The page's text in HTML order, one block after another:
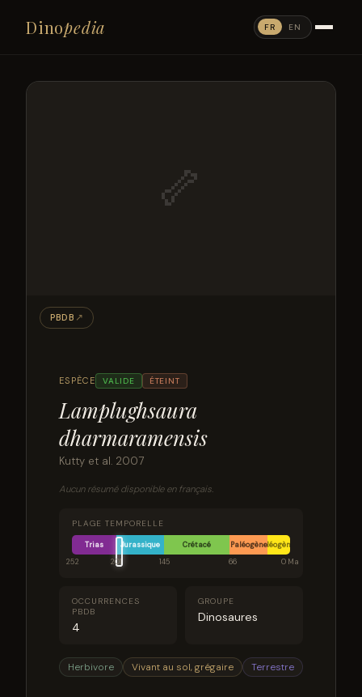
Dinopedia FR EN
ESPÈCE VALIDE ÉTEINT
Lamplughsaura
dharmaramensis
Kutty et al. 2007
Aucun résumé disponible en français.
PLAGE TEMPORELLE
Trias Jurassique Crétacé PaléogèneNéogène
252
201 145 66 0 Ma
OCCURRENCES
PBDB
4
GROUPE
Dinosaures
Herbivore Vivant au sol, grégaire Terrestre
🦴
PBDB ↗